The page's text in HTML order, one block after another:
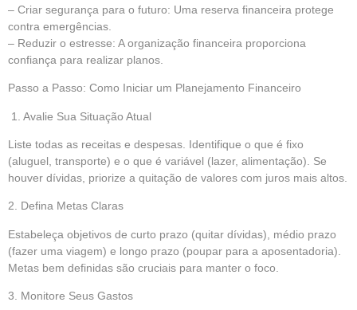
– Criar segurança para o futuro: Uma reserva financeira protege
contra emergências.
– Reduzir o estresse: A organização financeira proporciona
confiança para realizar planos.
Passo a Passo: Como Iniciar um Planejamento Financeiro
1. Avalie Sua Situação Atual
Liste todas as receitas e despesas. Identifique o que é fixo
(aluguel, transporte) e o que é variável (lazer, alimentação). Se
houver dívidas, priorize a quitação de valores com juros mais altos.
2. Defina Metas Claras
Estabeleça objetivos de curto prazo (quitar dívidas), médio prazo
(fazer uma viagem) e longo prazo (poupar para a aposentadoria).
Metas bem definidas são cruciais para manter o foco.
3. Monitore Seus Gastos